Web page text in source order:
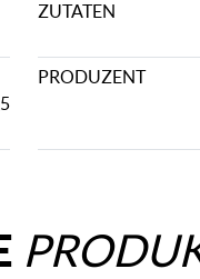
ZUTATEN
PRODUZENT